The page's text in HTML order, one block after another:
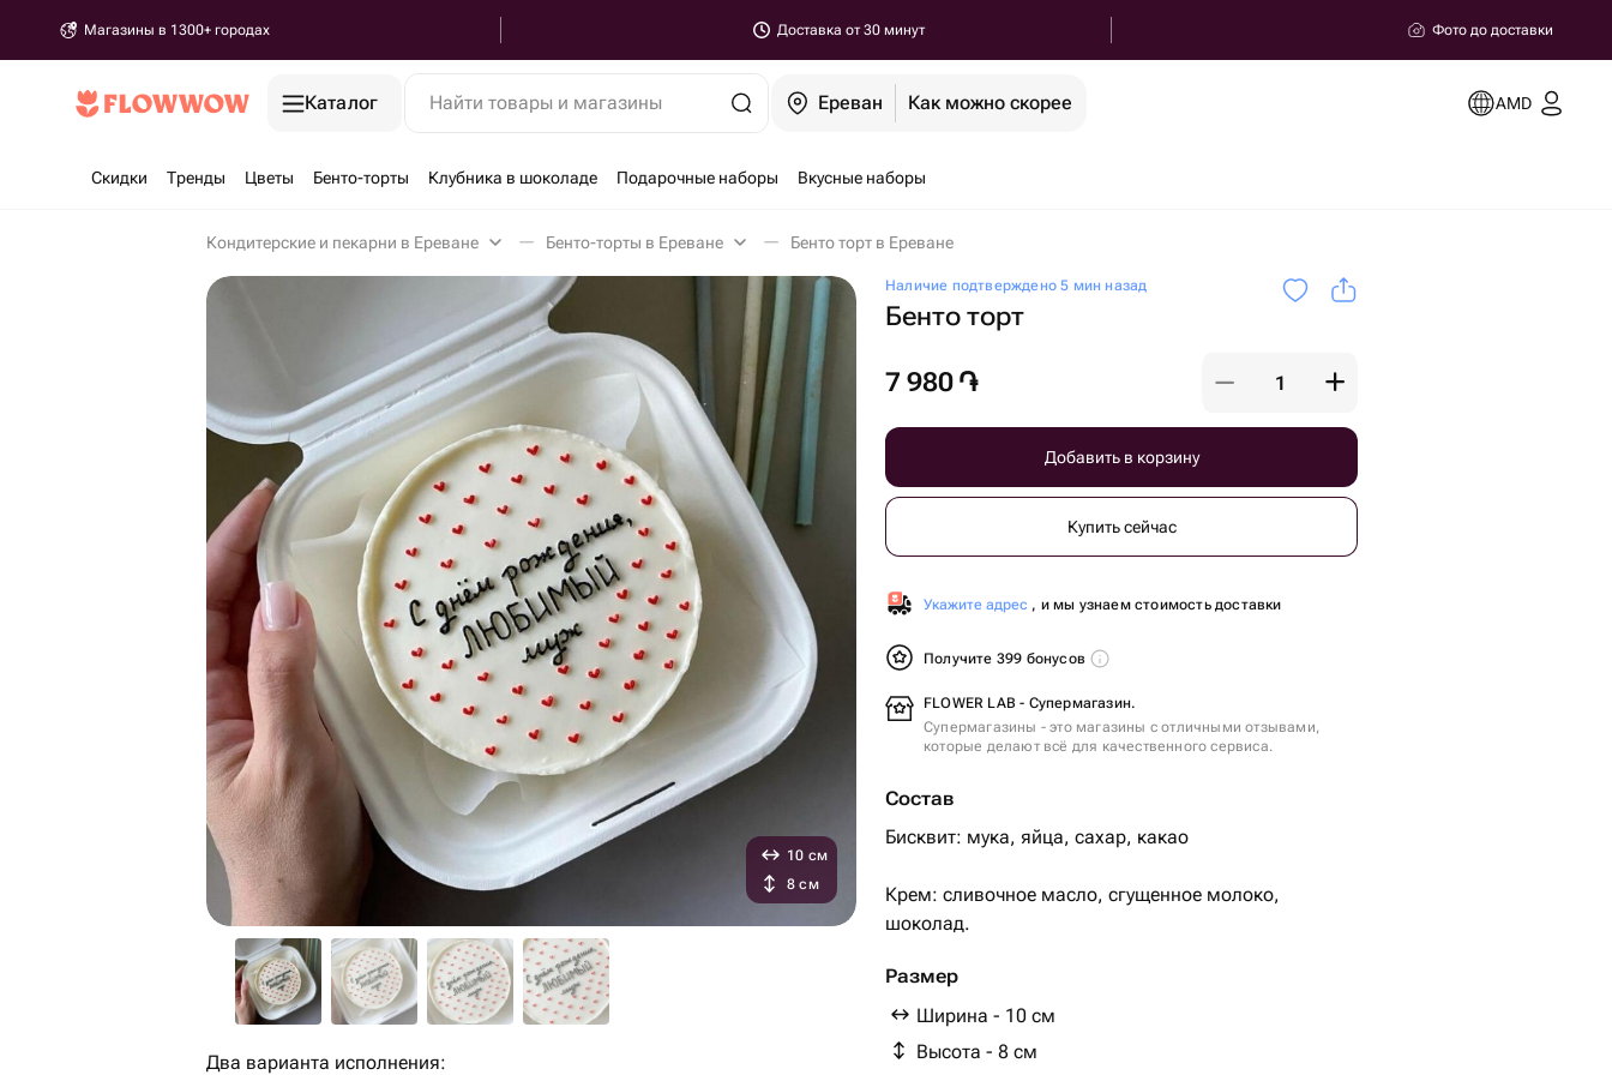
Магазины в 1300+ городах Доставка от 30 минут Фото до доставки
Каталог Найти товары и магазины Ереван Как можно скорее AMD
Скидки Тренды Цветы Бенто-торты Клубника в шоколаде Подарочные наборы Вкусные наборы
Кондитерские и пекарни в Ереване Бенто-торты в Ереване Бенто торт в Ереване
Наличие подтверждено 5 мин назад
Бенто торт
7 980 ֏
Добавить в корзину
Купить сейчас
Укажите адрес , и мы узнаем стоимость доставки
Получите 399 бонусов
FLOWER LAB - Супермагазин.
Супермагазины - это магазины с отличными отзывами,
которые делают всё для качественного сервиса.
Состав
Бисквит: мука, яйца, сахар, какао
Крем: сливочное масло, сгущенное молоко,
шоколад.
Размер
Ширина - 10 см
Высота - 8 см
10 см
8 см
Два варианта исполнения: